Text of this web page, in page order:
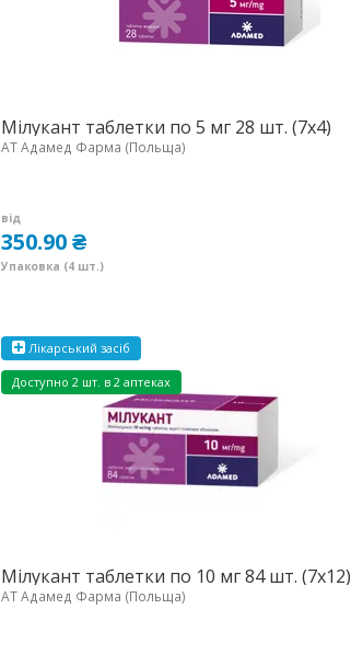
Мілукант таблетки по 5 мг 28 шт. (7х4)
АТ Адамед Фарма (Польща)
від
350.90 ₴
Упаковка (4 шт.)
Лікарський засіб
Доступно 2 шт. в 2 аптеках
Мілукант таблетки по 10 мг 84 шт. (7х12)
АТ Адамед Фарма (Польща)